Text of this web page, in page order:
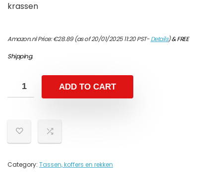
krassen
Amazon.nl Price:€28.89(as of 20/01/2025 11:20 PST-Details)&FREE
Shipping.
ADD TO CART
Category: Tassen, koffers en rekken